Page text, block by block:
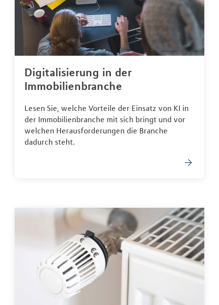
Digitalisierung in der
Immobilienbranche
Lesen Sie, welche Vorteile der Einsatz von KI in
der Immobilienbranche mit sich bringt und vor
welchen Herausforderungen die Branche
dadurch steht.